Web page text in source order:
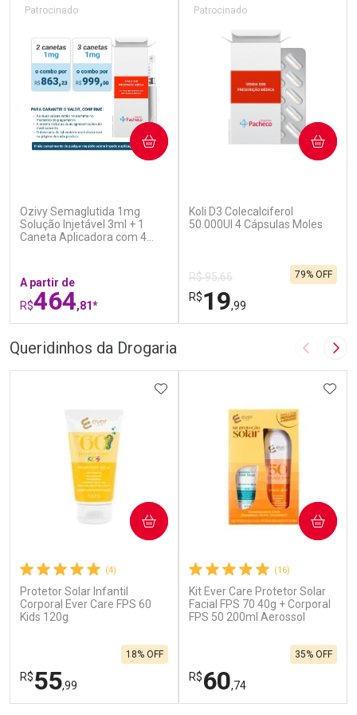
Ozivy Semaglutida 1mg
Solução Injetável 3ml + 1
Caneta Aplicadora com 4
Patrocinado
A partir de
R$464,81*
COMPRAR
Ativar Desconto
Por R$ 664,02/cada
Comprar sem Desconto
Koli D3 Colecalciferol
50.000UI 4 Cápsulas Moles
Patrocinado
R$ 95,66
R$19,99
79% OFF
COMPRAR
Ativar Desconto
Comprar sem Desconto
Queridinhos da Drogaria Imagem
(4)
Protetor Solar Infantil
Corporal Ever Care FPS 60
Kids 120g
R$55,99
18% OFF
ADICIONAR AOS FAVORITOS
COMPRAR
(16)
Kit Ever Care Protetor Solar
Facial FPS 70 40g + Corporal
FPS 50 200ml Aerossol
R$60,74
35% OFF
COMPRAR